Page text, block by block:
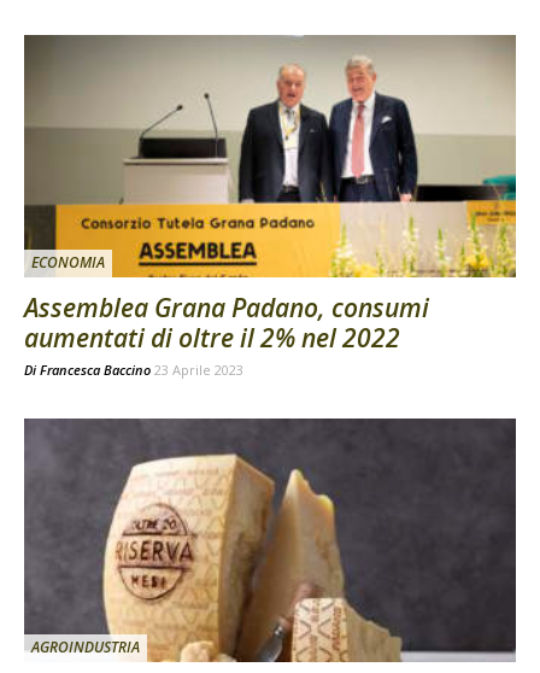
ECONOMIA
Assemblea Grana Padano, consumi
aumentati di oltre il 2% nel 2022
Di Francesca Baccino 23 Aprile 2023
AGROINDUSTRIA